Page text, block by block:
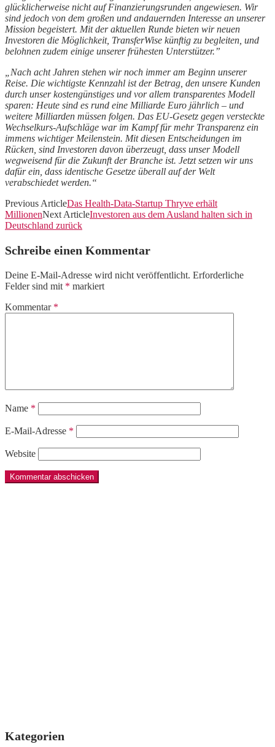
glücklicherweise nicht auf Finanzierungsrunden angewiesen. Wir
sind jedoch von dem großen und andauernden Interesse an unserer
Mission begeistert. Mit der aktuellen Runde bieten wir neuen
Investoren die Möglichkeit, TransferWise künftig zu begleiten, und
belohnen zudem einige unserer frühesten Unterstützer.”
„Nach acht Jahren stehen wir noch immer am Beginn unserer
Reise. Die wichtigste Kennzahl ist der Betrag, den unsere Kunden
durch unser kostengünstiges und vor allem transparentes Modell
sparen: Heute sind es rund eine Milliarde Euro jährlich – und
weitere Milliarden müssen folgen. Das EU-Gesetz gegen versteckte
Wechselkurs-Aufschläge war im Kampf für mehr Transparenz ein
immens wichtiger Meilenstein. Mit diesen Entscheidungen im
Rücken, sind Investoren davon überzeugt, dass unser Modell
wegweisend für die Zukunft der Branche ist. Jetzt setzen wir uns
dafür ein, dass identische Gesetze überall auf der Welt
verabschiedet werden.“
Previous ArticleDas Health-Data-Startup Thryve erhält
MillionenNext ArticleInvestoren aus dem Ausland halten sich in
Deutschland zurück
Schreibe einen Kommentar
Deine E-Mail-Adresse wird nicht veröffentlicht. Erforderliche
Felder sind mit * markiert
Kommentar *
Name *
E-Mail-Adresse *
Website
Kategorien